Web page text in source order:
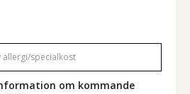
om kommande